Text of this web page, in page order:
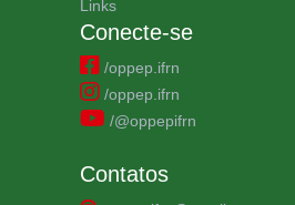
Links
Conecte-se
/oppep.ifrn
/oppep.ifrn
/@oppepifrn
Contatos